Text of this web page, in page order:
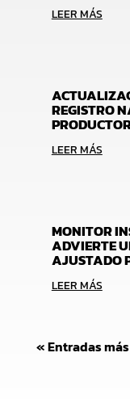
LEER MÁS
REGISTRO
LEER MÁS
MONITOR
ADVIERTE
AJUSTADO
LEER MÁS
« Entradas